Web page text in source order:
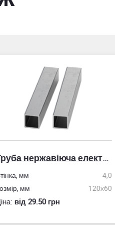
Труба нержавіюча електрозварна профільна
мм
мм
120х60
вiд 29.50 грн